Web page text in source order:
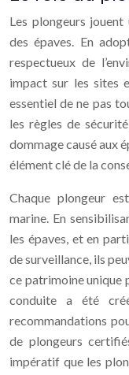
Les plongeurs
des épaves. En
respectueux de
impact sur les sites
essentiel de ne pas
les règles de
dommage causé aux
élément clé de la
Chaque plongeur
marine. En
les épaves, et en
de surveillance, ils
ce patrimoine unique
conduite a été
recommandations
de plongeurs
impératif que les